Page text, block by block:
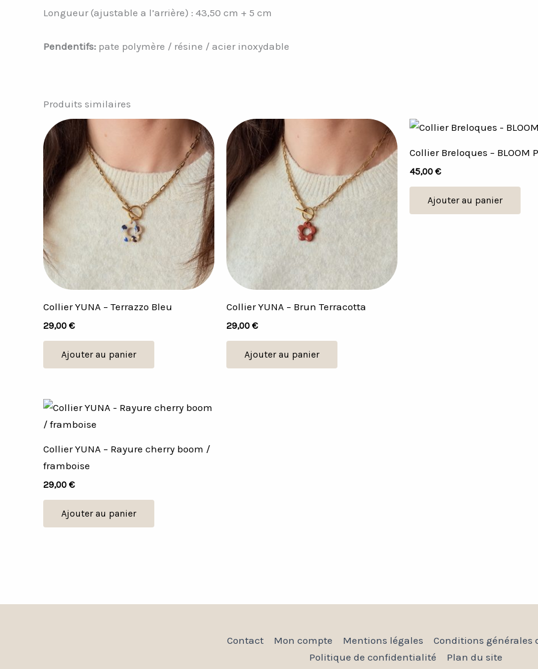
Longueur (ajustable a l’arrière) : 43,50 cm + 5 cm
Pendentifs: pate polymère / résine / acier inoxydable
Produits similaires
Collier YUNA – Terrazzo Bleu
29,00 €
Ajouter au panier
Collier YUNA – Brun Terracotta
29,00 €
Ajouter au panier
Collier Breloques – BLOOM
45,00 €
Ajouter au panier
Collier YUNA – Rayure cherry boom /
framboise
29,00 €
Ajouter au panier
Contact Mon compte Mentions légales
Conditions générales
Politique de confidentialité
Plan du site